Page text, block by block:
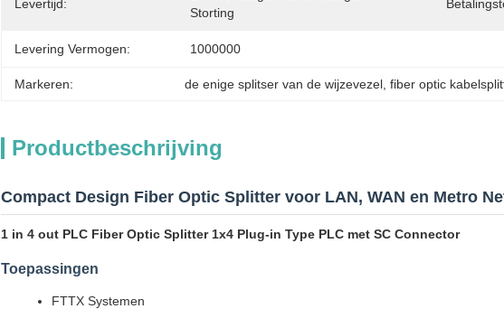
Levertijd:
Storting
Levering Vermogen: 1000000
Markeren: de enige splitser van de wijzevezel , fiber optic
Productbeschrijving
Compact Design Fiber Optic Splitter voor LAN, WAN en Metro
1 in 4 out PLC Fiber Optic Splitter 1x4 Plug-in Type PLC met SC Connector
Toepassingen
FTTX Systemen